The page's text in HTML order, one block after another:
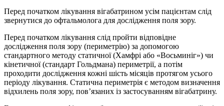
Перед початком лікування вігабатрином усім пацієнтам слід
звернутися до офтальмолога для дослідження поля зору.
Перед початком лікування слід пройти відповідне
дослідження поля зору (периметрію) за допомогою
стандартного методу статичної (Хамфрі або «Восьминіг») чи
кінетичної (стандарт Гольдмана) периметрії, а потім
проходити дослідження кожні шість місяців протягом усього
періоду лікування. Статична периметрія є методом визначення
відхилень поля зору, пов’язаних із застосуванням вігабатрину.